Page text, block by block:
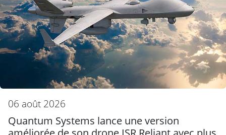
06 août 2026
Quantum Systems lance une version